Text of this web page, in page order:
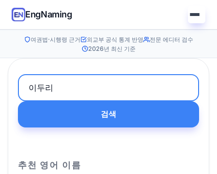
EngNaming
여권법·시행령 근거 외교부 공식 통계 반영
전문 에디터 검수
2026년 최신 기준
검색
추천 영어 이름